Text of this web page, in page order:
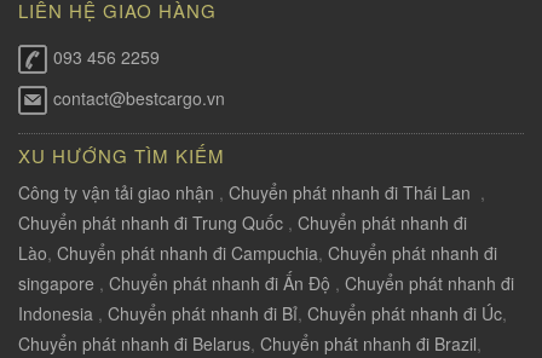
LIÊN HỆ GIAO HÀNG
093 456 2259
contact@bestcargo.vn
XU HƯỚNG TÌM KIẾM
Công ty vận tải giao nhận , Chuyển phát nhanh đi Thái Lan ,
Chuyển phát nhanh đi Trung Quốc , Chuyển phát nhanh đi
Lào, Chuyển phát nhanh đi Campuchia, Chuyển phát nhanh đi
singapore , Chuyển phát nhanh đi Ấn Độ , Chuyển phát nhanh đi
Indonesia , Chuyển phát nhanh đi Bỉ, Chuyển phát nhanh đi Úc,
Chuyển phát nhanh đi Belarus, Chuyển phát nhanh đi Brazil,